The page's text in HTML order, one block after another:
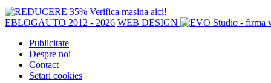
EBLOGAUTO 2012 - 2026 WEB DESIGN
Publicitate
Despre noi
Contact
Setari cookies